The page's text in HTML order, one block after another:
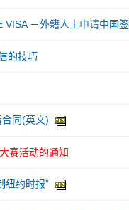
VISA －外籍人士申请中国
的技巧
同(英文)
赛活动的通知
纽约时报”